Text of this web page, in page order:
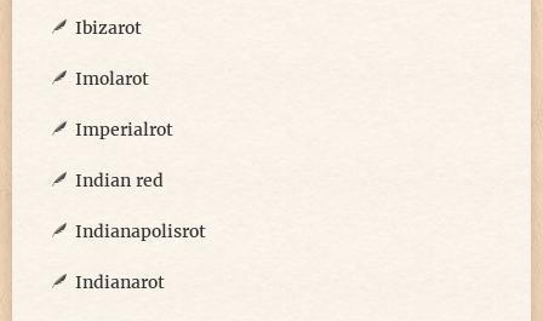
Ibizarot
Imolarot
Imperialrot
Indian red
Indianapolisrot
Indianarot